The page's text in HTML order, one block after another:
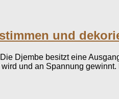
und
Djembe besitzt eine
und an Spannung gewinnt.